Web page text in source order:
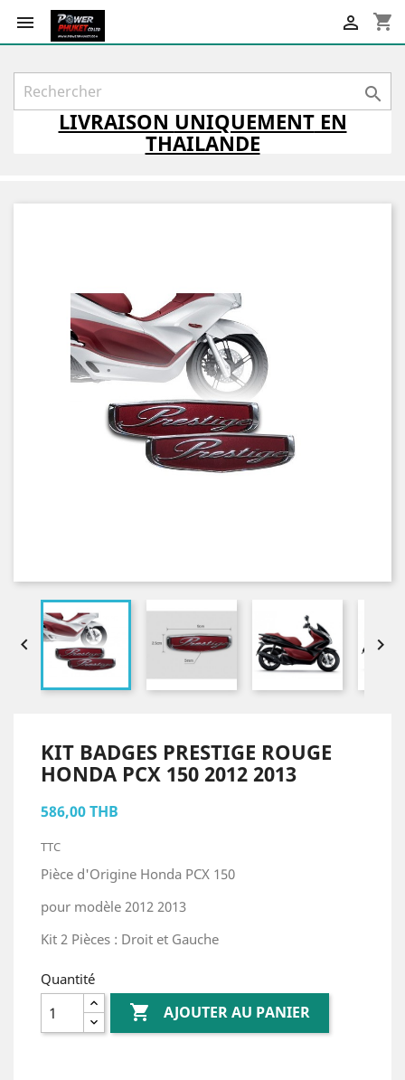
 shopping_cart


LIVRAISON UNIQUEMENTEN
THAILANDE
 
KIT BADGES PRESTIGE ROUGE
HONDA PCX 150 2012 2013
586,00 THB
TTC
Pièce d'Origine Honda PCX 150
pour modèle 2012 2013
Kit 2 Pièces : Droit et Gauche
Quantité
 AJOUTER AU PANIER